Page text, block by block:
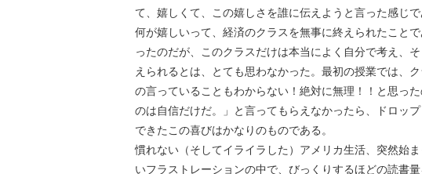
て、嬉しくて、この嬉しさを誰に伝えようと言った感じで
何が嬉しいって、経済のクラスを無事に終えられたこと
ったのだが、このクラスだけは本当によく自分で考え、
えられるとは、とても思わなかった。最初の授業では、
の言っていることもわからない！絶対に無理！！と思っ
のは自信だけだ。」と言ってもらえなかったら、ドロッ
できたこの喜びはかなりのものである。
慣れない（そしてイライラした）アメリカ生活、突然始
いフラストレーションの中で、びっくりするほどの読書